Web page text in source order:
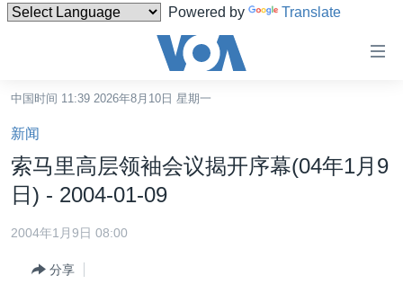
Powered by Translate
碍
链
接
跳
内
中国
国际
中国时间 11:39 2026年8月10日 星期一
新闻
索马里高层领袖会议揭开序幕(04年1月9
日) - 2004-01-09
2004年1月9日 08:00
分享